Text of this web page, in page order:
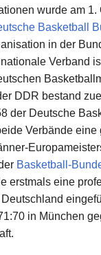
wurde am 1.
Basketball
in der
Verband
DDR bestand
der Deutsche
Verbände eine
Basketball-
erstmals eine
in München